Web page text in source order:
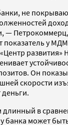
не
— Петрокоммерц,
показатель у
«Центр
Он
скорости
деньги.
длинный в
банка может